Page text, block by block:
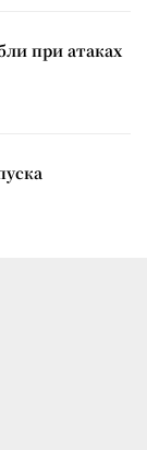
при атаках